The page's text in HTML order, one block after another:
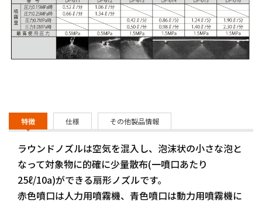
特徴 仕様 その他製品情報
ラウンドノズルは空気を混入し、泡沫状の小さな泡と
なって対象物に的確に少量散布(一噴口あたり
25ℓ/10a)ができる扇形ノズルです。
赤色噴口は人力用噴霧機、青色噴口は動力用噴霧機に